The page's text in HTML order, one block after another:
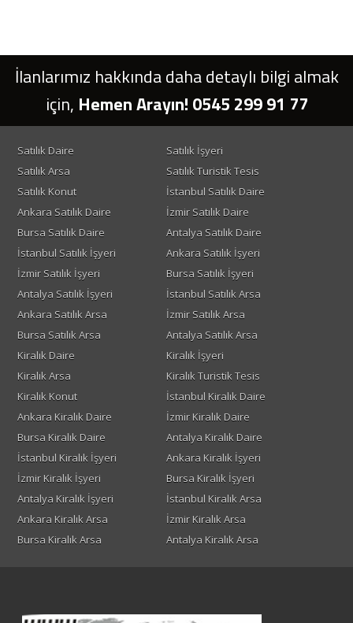
İlanlarımız hakkında daha detaylı bilgi almak
için, Hemen Arayın! 0545 299 91 77
Satılık Daire
Satılık İşyeri
Satılık Arsa
Satılık Turistik Tesis
Satılık Konut
İstanbul Satılık Daire
Ankara Satılık Daire
İzmir Satılık Daire
Bursa Satılık Daire
Antalya Satılık Daire
İstanbul Satılık İşyeri
Ankara Satılık İşyeri
İzmir Satılık İşyeri
Bursa Satılık İşyeri
Antalya Satılık İşyeri
İstanbul Satılık Arsa
Ankara Satılık Arsa
İzmir Satılık Arsa
Bursa Satılık Arsa
Antalya Satılık Arsa
Kiralık Daire
Kiralık İşyeri
Kiralık Arsa
Kiralık Turistik Tesis
Kiralık Konut
İstanbul Kiralık Daire
Ankara Kiralık Daire
İzmir Kiralık Daire
Bursa Kiralık Daire
Antalya Kiralık Daire
İstanbul Kiralık İşyeri
Ankara Kiralık İşyeri
İzmir Kiralık İşyeri
Bursa Kiralık İşyeri
Antalya Kiralık İşyeri
İstanbul Kiralık Arsa
Ankara Kiralık Arsa
İzmir Kiralık Arsa
Bursa Kiralık Arsa
Antalya Kiralık Arsa